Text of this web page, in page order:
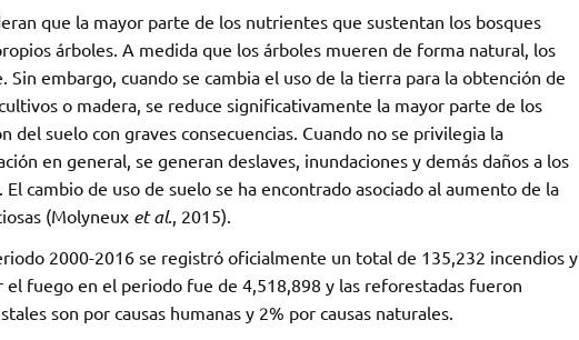
que la mayor parte de los nutrientes que sustentan los bosques
árboles. A medida que los árboles mueren de forma natural, los
embargo, cuando se cambia el uso de la tierra para la obtención de
o madera, se reduce significativamente la mayor parte de los
del suelo con graves consecuencias. Cuando no se privilegia la
en general, se generan deslaves, inundaciones y demás daños a los
cambio de uso de suelo se ha encontrado asociado al aumento de la
(Molyneux et al., 2015).
2000-2016 se registró oficialmente un total de 135,232 incendios y
el fuego en el periodo fue de 4,518,898 y las reforestadas fueron
son por causas humanas y 2% por causas naturales.